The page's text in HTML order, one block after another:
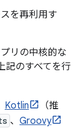
を再利用す
リの中核的な
記のすべてを行
Kotlin
（推
、 Groovy